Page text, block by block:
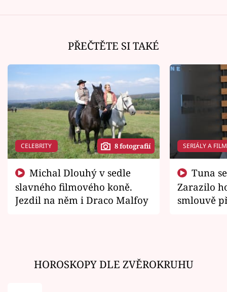
PŘEČTĚTE SI TAKÉ
CELEBRITY 8 fotografií
slavného filmového koně.
Jezdil na něm i Draco Malfoy
SERIÁLY A
Zarazilo
smlouvě
HOROSKOPY DLE ZVĚROKRUHU